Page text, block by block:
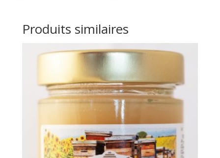
Produits similaires